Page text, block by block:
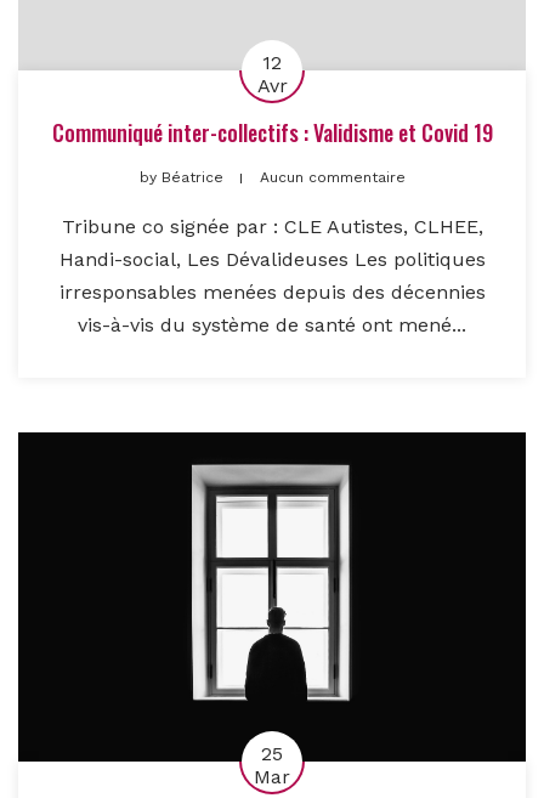
12
Avr
Communiqué inter-collectifs : Validisme et Covid 19
byBéatrice Aucun commentaire
Tribune co signée par : CLE Autistes, CLHEE,
Handi-social, Les Dévalideuses Les politiques
irresponsables menées depuis des décennies
vis-à-vis du système de santé ont mené...
25
Mar